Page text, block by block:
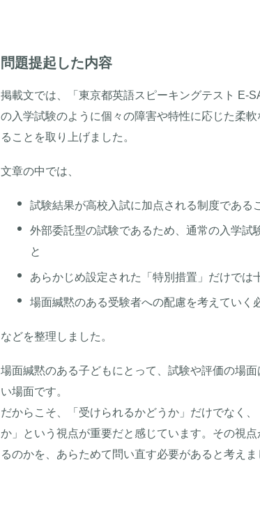
問題提起した内容
掲載文では、「東京都英語スピーキングテスト E-
の入学試験のように個々の障害や特性に応じた柔
ることを取り上げました。
文章の中では、
試験結果が高校入試に加点される制度である
外部委託型の試験であるため、通常の入学試
と
あらかじめ設定された「特別措置」だけでは
場面緘黙のある受験者への配慮を考えていく
などを整理しました。
場面緘黙のある子どもにとって、試験や評価の場
い場面です。
だからこそ、「受けられるかどうか」だけでなく
か」という視点が重要だと感じています。その視
るのかを、あらためて問い直す必要があると考えま